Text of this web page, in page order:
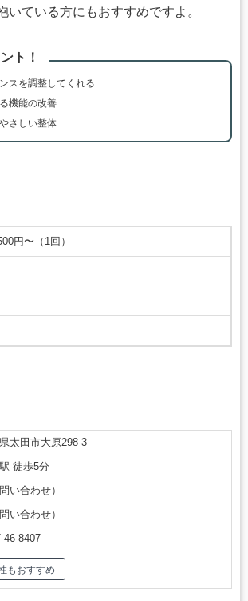
いている方にもおすすめですよ。
ト！
スを調整してくれる
機能の改善
さしい整体
円〜（1回）
太田市大原298-3
徒歩5分
い合わせ）
い合わせ）
46-8407
もおすすめ